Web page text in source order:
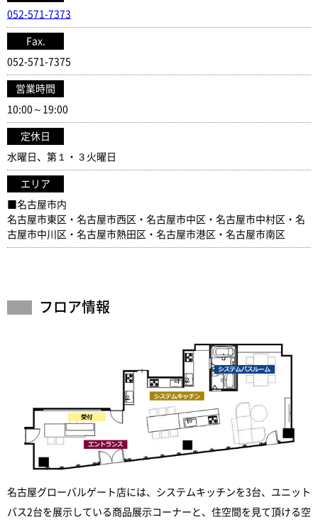
052-571-7373
Fax.
052-571-7375
営業時間
10:00～19:00
定休日
水曜日、第１・３火曜日
エリア
■名古屋市内
名古屋市東区・名古屋市西区・名古屋市中区・名古屋市中村区・名
古屋市中川区・名古屋市熱田区・名古屋市港区・名古屋市南区
フロア情報
名古屋グローバルゲート店には、システムキッチンを3台、ユニット
バス2台を展示している商品展示コーナーと、住空間を見て頂ける空